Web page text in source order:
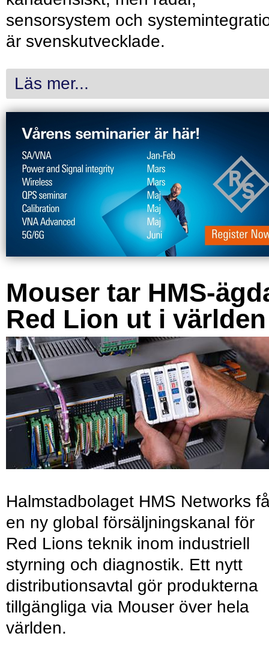
sensorsystem och
är svenskutvecklade.
Läs mer...
Mouser tar HMS-
Red Lion ut i världen
Halmstadbolaget HMS Networks
en ny global försäljningskanal för
Red Lions teknik inom industriell
styrning och diagnostik. Ett nytt
distributionsavtal gör produkterna
tillgängliga via Mouser över hela
världen.